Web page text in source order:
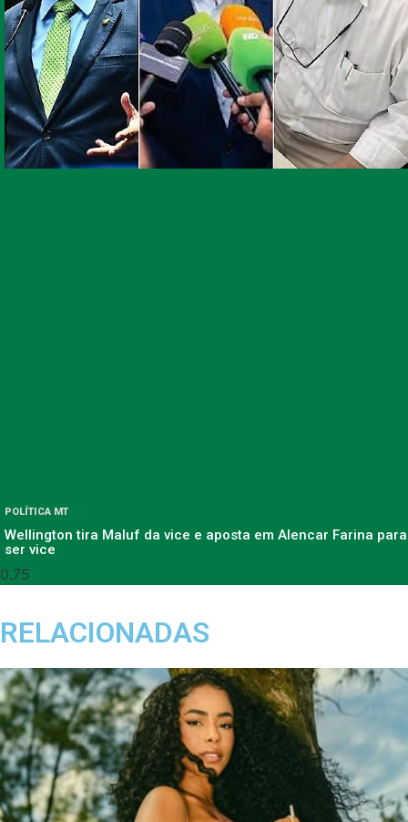
POLÍTICA MT
Wellington tira Maluf da vice e aposta em Alencar Farina para
ser vice
RELACIONADAS